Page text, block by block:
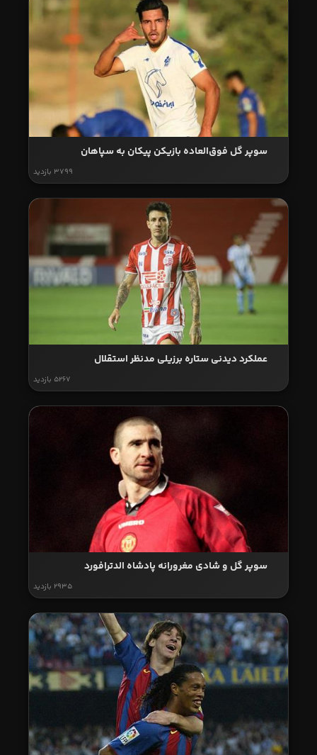
سوپر گل فوق‌العاده بازیکن پیکان به سپاهان
3799 بازدید
عملکرد دیدنی ستاره برزیلی مدنظر استقلال
5267 بازدید
سوپر گل و شادی مغرورانه پادشاه الدترافورد
2935 بازدید